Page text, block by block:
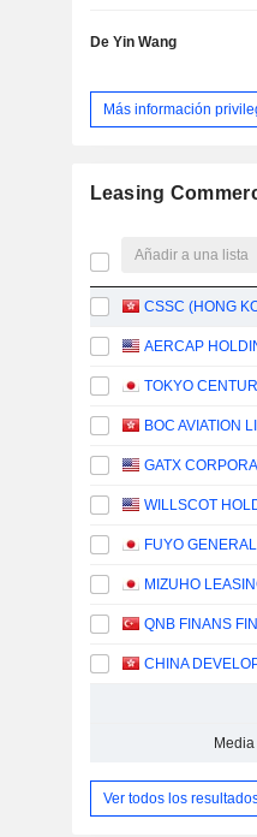
De Yin Wang
Más información
Leasing
Añadir a una lista
AERCAP
BOC AVIATION
GATX
Ver todos los